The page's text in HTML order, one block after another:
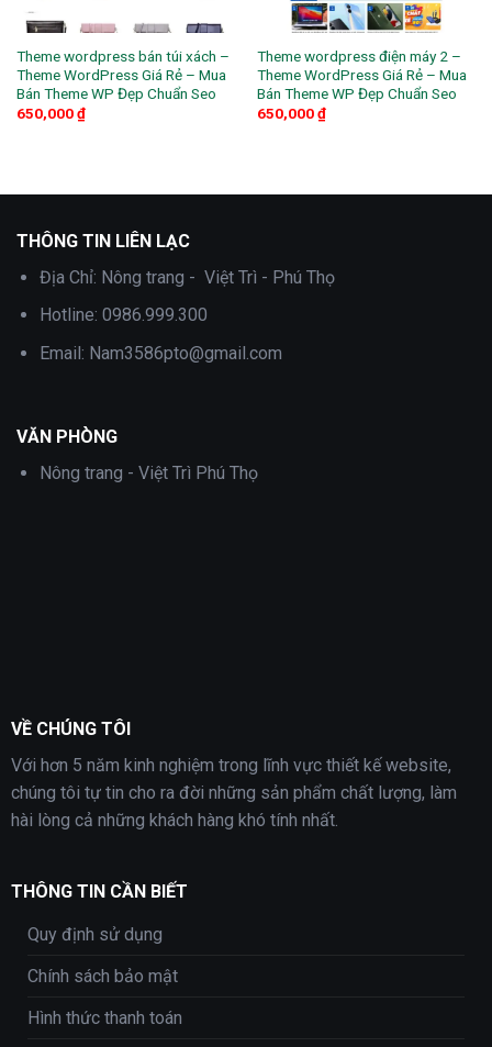
Theme wordpress bán túi xách –
Theme WordPress Giá Rẻ – Mua
Bán Theme WP Đẹp Chuẩn Seo
650,000₫
Theme wordpress điện máy 2 –
Theme WordPress Giá Rẻ – Mua
Bán Theme WP Đẹp Chuẩn Seo
650,000₫
THÔNG TIN LIÊN LẠC
Địa Chỉ: Nông trang - Việt Trì - Phú Thọ
Hotline: 0986.999.300
Email: Nam3586pto@gmail.com
VĂN PHÒNG
Nông trang - Việt Trì Phú Thọ
VỀ CHÚNG TÔI
Với hơn 5 năm kinh nghiệm trong lĩnh vực thiết kế website,
chúng tôi tự tin cho ra đời những sản phẩm chất lượng, làm
hài lòng cả những khách hàng khó tính nhất.
THÔNG TIN CẦN BIẾT
Quy định sử dụng
Chính sách bảo mật
Hình thức thanh toán